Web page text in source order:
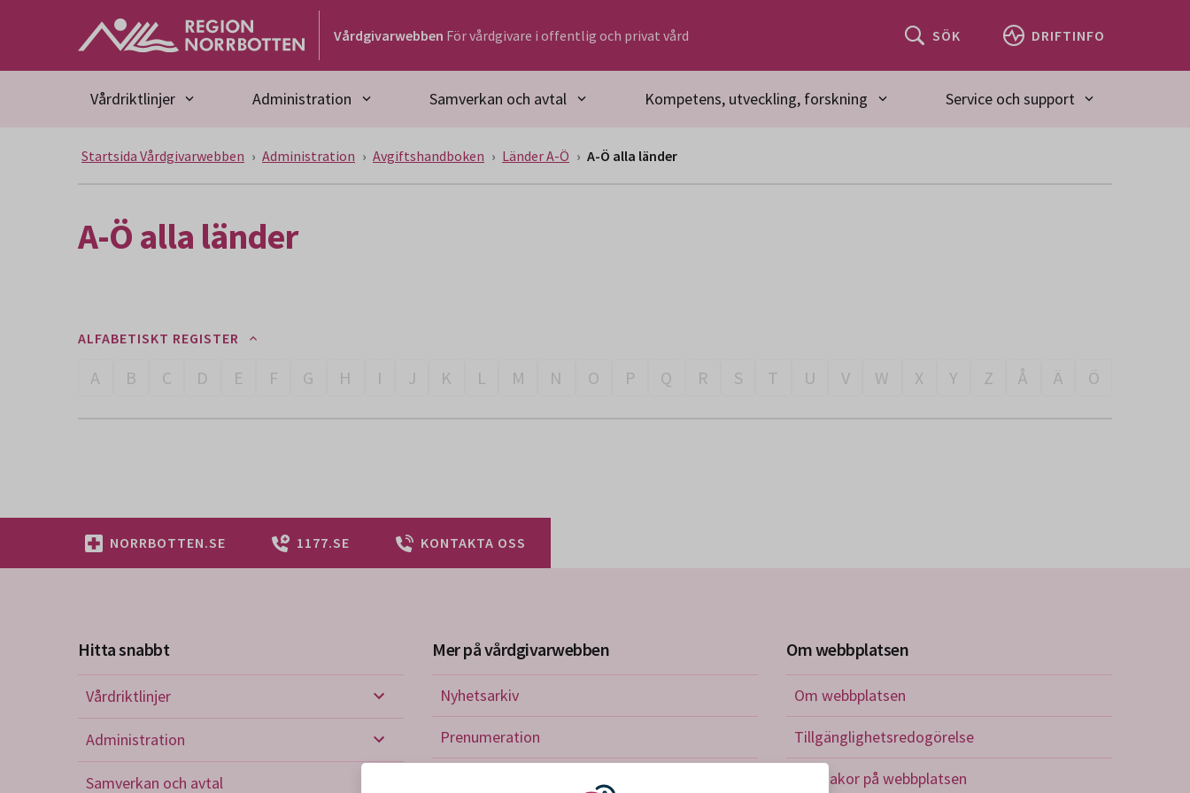
Gå till huvudmeny
Gå till övergripande innehåll
Vårdgivarwebben För vårdgivare i offentlig och privat vård SÖK DRIFTINFO
Vårdriktlinjer Administration Samverkan och avtal Kompetens, utveckling, forskning Service och support
Startsida Vårdgivarwebben Administration Avgiftshandboken Länder A-Ö A-Ö alla länder
A-Ö alla länder
ALFABETISKT REGISTER
A B C D E F G H I J K L M N O P Q R S T U V W X Y Z Å Ä Ö
NORRBOTTEN.SE 1177.SE KONTAKTA OSS
Hitta snabbt
Vårdriktlinjer
Vårdriktlinjer
Administration
Samverkan och avtal
Mer på vårdgivarwebben
Nyhetsarkiv
Prenumeration
Om webbplatsen
Om webbplatsen
Tillgänglighetsredogörelse
Om kakor på webbplatsen